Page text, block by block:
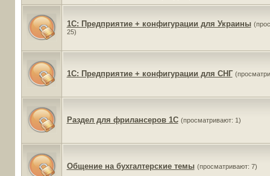
1C: Предприятие + конфигурации для Украины
25)
1C: Предприятие + конфигурации для СНГ
Раздел для фрилансеров 1С (просматривают: 1)
Общение на бухгалтерские темы (просматривают: 7)